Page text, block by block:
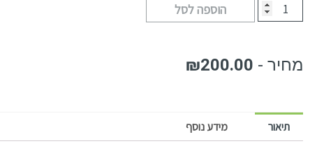
הוספה לסל
₪200.00
תיאור מידע נוסף